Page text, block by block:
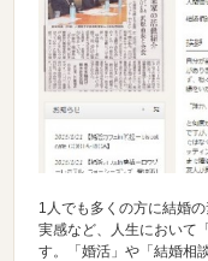
1人でも多くの方に結婚
実感など、人生において
す。「婚活」や「結婚相